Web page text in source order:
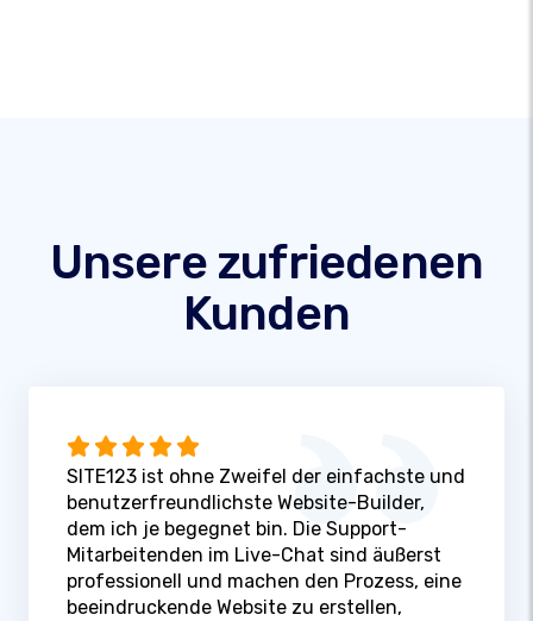
Unsere zufriedenen
Kunden
SITE123 ist ohne Zweifel der einfachste und
benutzerfreundlichste Website-Builder,
dem ich je begegnet bin. Die Support-
Mitarbeitenden im Live-Chat sind äußerst
professionell und machen den Prozess, eine
beeindruckende Website zu erstellen,